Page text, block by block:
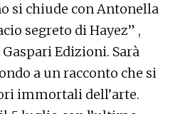
si chiude con Antonella
segreto di Hayez” ,
Edizioni. Sarà
a un racconto che si
immortali dell’arte.